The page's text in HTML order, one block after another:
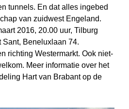
tunnels. En dat alles ingebed
van zuidwest Engeland.
2016, 20.00 uur, Tilburg
Sant, Beneluxlaan 74.
richting Westermarkt. Ook niet-
Meer informatie over het
Hart van Brabant op de